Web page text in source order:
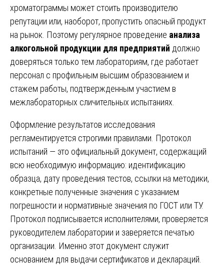
хроматограммы может стоить производителю
репутации или, наоборот, пропустить опасный продукт
на рынок. Поэтому регулярное проведение анализа
алкогольной продукции для предприятий должно
доверяться только тем лабораториям, где работает
персонал с профильным высшим образованием и
стажем работы, подтвержденным участием в
межлабораторных сличительных испытаниях.
Оформление результатов исследования
регламентируется строгими правилами. Протокол
испытаний — это официальный документ, содержащий
всю необходимую информацию: идентификацию
образца, дату проведения тестов, ссылки на методики,
конкретные полученные значения с указанием
погрешности и нормативные значения по ГОСТ или ТУ.
Протокол подписывается исполнителями, проверяется
руководителем лаборатории и заверяется печатью
организации. Именно этот документ служит
основанием для выдачи сертификатов и деклараций.